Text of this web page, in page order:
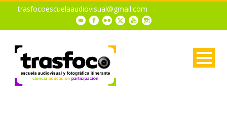
trasfocoescuelaaudiovisual@gmail.com